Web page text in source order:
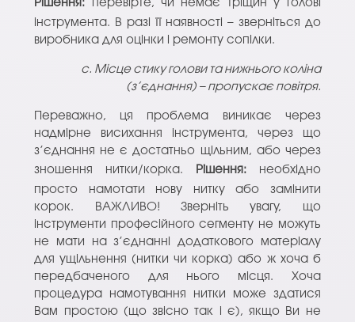
Рішення: перевірте, чи немає тріщин у голові
інструмента. В разі її наявності – зверніться до
виробника для оцінки і ремонту сопілки.
c. Місце стику голови та нижнього коліна
(з’єднання) – пропускає повітря.
Переважно, ця проблема виникає через
надмірне висихання інструмента, через що
з’єднання не є достатньо щільним, або через
зношення нитки/корка.
Рішення:необхідно
просто намотати нову нитку або замінити
корок. ВАЖЛИВО! Зверніть увагу, що
інструменти професійного сегменту не можуть
не мати на з’єднанні додаткового матеріалу
для ущільнення (нитки чи корка) або ж хоча б
передбаченого для нього місця. Хоча
процедура намотування нитки може здатися
Вам простою (що звісно так і є), якщо Ви не